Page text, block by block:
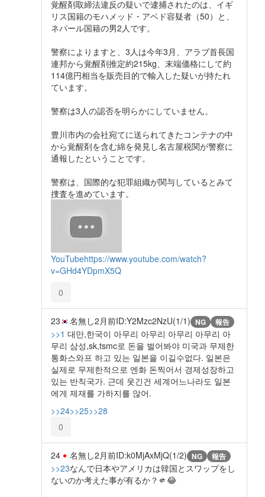
覚醒剤取締法違反の疑いで逮捕されたのは、イギ
リス国籍のモハメッド・アベド容疑者（50）と、
ネパール国籍の男2人です。
警察によりますと、3人は今年3月、アラブ首長国
連邦から覚醒剤推定約215kg、末端価格にして約
114億円相当を販売目的で輸入した疑いが持たれ
ています。
警察は3人の認否を明らかにしていません。
豊川市内の会社宛てに送られてきたコンテナの中
から覚醒剤を含む綿を発見し名古屋税関が警察に
通報したということです。
警察は、国際的な犯罪組織が関与しているとみて
捜査を進めています。
YouTubehttps://www.youtube.com/watch?
v=GHd4YDpmX5Q
0
23 名無し2月前ID:Y2Mzc2NzU(1/1) NG 報告
>>1 대만,한국이 아무리 아무리 아무리 아무리 아
무리 삼성,sk,tsmc로 돈을 벌어봐야 미국과 무제한
통화스와프 하고 있는 일본을 이길수없다. 일본은
실제로 무제한적으로 엔화 돈찍어서 경제성장하고
있는 반칙국가. 근데 웃긴건 세계어느나라도 일본
에게 제재를 가하지를 않어.
>>24>>25>>28
0
24 名無し2月前ID:k0MjAxMjQ(1/2) NG 報告
>>23なんで日本やアメリカは韓国とスワップをし
ないのか考えた事が有るか？🫵😂